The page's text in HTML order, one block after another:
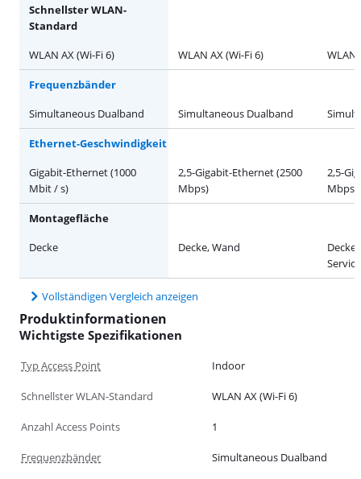
Schnellster WLAN-
Standard
WLAN AX (Wi-Fi 6)
WLAN AX (Wi-Fi 6) WLAN
Frequenzbänder
Simultaneous Dualband
Simultaneous Dualband
Ethernet-Geschwindigkeit
Gigabit-Ethernet (1000
Mbit / s)
2,5-Gigabit-Ethernet (2500
Mbps)
2,5-
Mbps)
Montagefläche
Decke
Decke, Wand
Vollständigen Vergleich anzeigen
Produktinformationen
Wichtigste Spezifikationen
Typ Access Point Indoor
Schnellster WLAN-Standard WLAN AX (Wi-Fi 6)
Anzahl Access Points 1
Frequenzbänder Simultaneous Dualband